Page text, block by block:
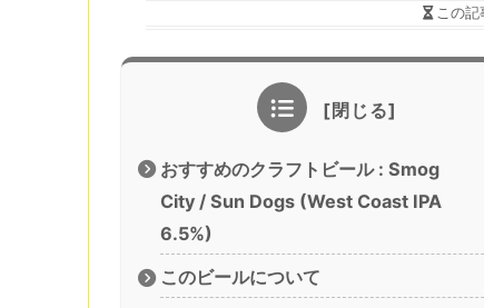
この記
おすすめのクラフトビール : Smog
City / Sun Dogs (West Coast IPA
6.5%)
このビールについて